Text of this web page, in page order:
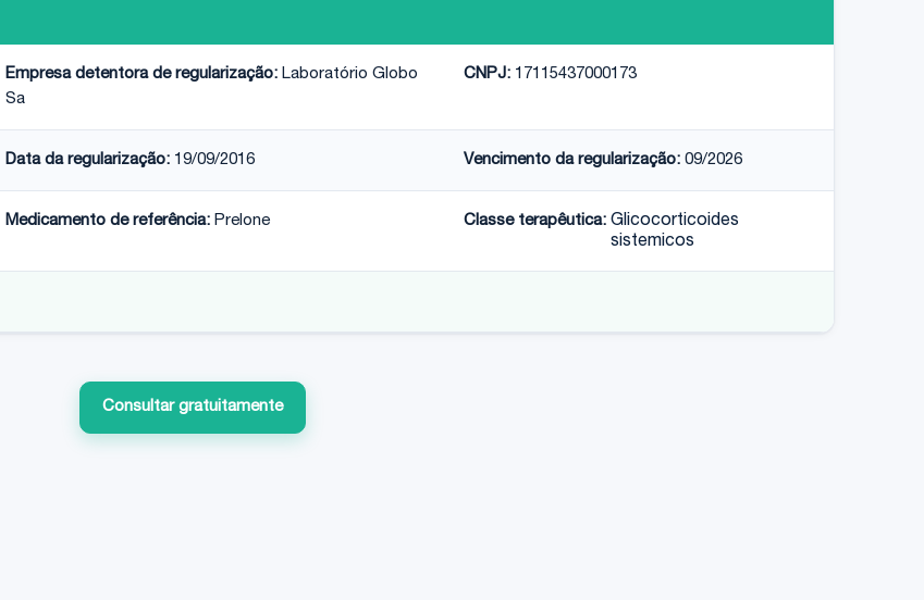
Empresa detentora de regularização: Laboratório Globo
Sa
CNPJ: 17115437000173
Data da regularização: 19/09/2016 Vencimento da regularização: 09/2026
Medicamento de referência: Prelone Classe terapêutica: Glicocorticoides
sistemicos
Consultar gratuitamente